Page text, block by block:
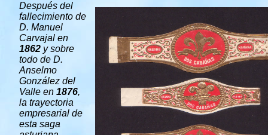
Después del
fallecimiento de
D. Manuel
Carvajal en
1862 y sobre
todo de D.
Anselmo
González del
Valle en 1876,
la trayectoria
empresarial de
esta saga